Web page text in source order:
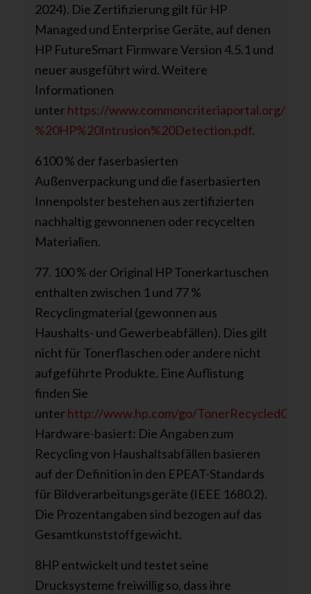
2024). Die Zertifizierung gilt für HP
Managed und Enterprise Geräte, auf denen
HP FutureSmart Firmware Version 4.5.1 und
neuer ausgeführt wird. Weitere
Informationen
unter https://www.commoncriteriaportal.org/
%20HP%20Intrusion%20Detection.pdf.
6100 % der faserbasierten
Außenverpackung und die faserbasierten
Innenpolster bestehen aus zertifizierten
nachhaltig gewonnenen oder recycelten
Materialien.
77. 100 % der Original HP Tonerkartuschen
enthalten zwischen 1 und 77 %
Recyclingmaterial (gewonnen aus
Haushalts- und Gewerbeabfällen). Dies gilt
nicht für Tonerflaschen oder andere nicht
aufgeführte Produkte. Eine Auflistung
finden Sie
unter http://www.hp.com/go/
Hardware-basiert: Die Angaben zum
Recycling von Haushaltsabfällen basieren
auf der Definition in den EPEAT-Standards
für Bildverarbeitungsgeräte (IEEE 1680.2).
Die Prozentangaben sind bezogen auf das
Gesamtkunststoffgewicht.
8HP entwickelt und testet seine
Drucksysteme freiwillig so, dass ihre